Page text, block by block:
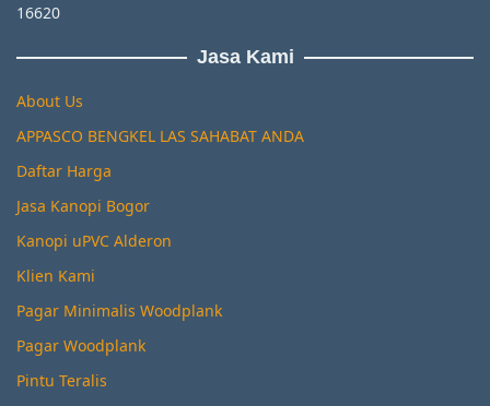
16620
Jasa Kami
About Us
APPASCO BENGKEL LAS SAHABAT ANDA
Daftar Harga
Jasa Kanopi Bogor
Kanopi uPVC Alderon
Klien Kami
Pagar Minimalis Woodplank
Pagar Woodplank
Pintu Teralis